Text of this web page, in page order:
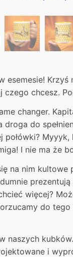
Krzyś
czego chcesz.
changer.
do
Myyyk,
I nie ma że
na nim kultowe
więcej?
do
naszych
i